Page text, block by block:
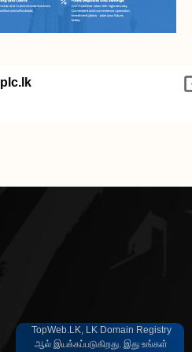
plc.lk
TopWeb.LK, LK Domain Registry
ஆல் இயக்கப்படுகிறது. இது உங்கள்